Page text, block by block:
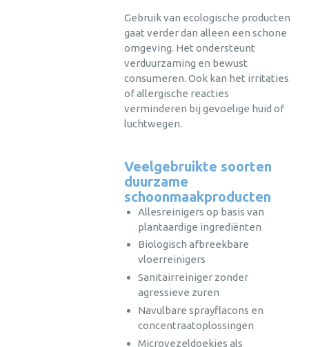
Gebruik van ecologische producten
gaat verder dan alleen een schone
omgeving. Het ondersteunt
verduurzaming en bewust
consumeren. Ook kan het irritaties
of allergische reacties
verminderen bij gevoelige huid of
luchtwegen.
Veelgebruikte soorten
duurzame
schoonmaakproducten
Allesreinigers op basis van
plantaardige ingrediënten
Biologisch afbreekbare
vloerreinigers
Sanitairreiniger zonder
agressieve zuren
Navulbare sprayflacons en
concentraatoplossingen
Microvezeldoekjes als